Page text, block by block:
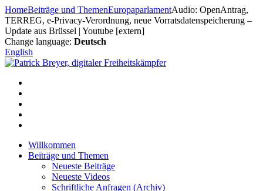
Zum
Inhalt
springen
HomeBeiträge und ThemenEuropaparlamentAudio: OpenAntrag,
TERREG, e-Privacy-Verordnung, neue Vorratsdatenspeicherung –
Update aus Brüssel | Youtube [extern]
Change language: Deutsch
English
Willkommen
Beiträge und Themen
Neueste Beiträge
Neueste Videos
Schriftliche Anfragen (Archiv)